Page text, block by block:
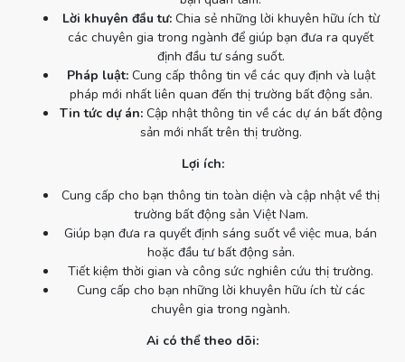
Lời khuyên đầu tư:Chia sẻ những lời khuyên hữu ích từ
các chuyên gia trong ngành để giúp bạn đưa ra quyết
định đầu tư sáng suốt.
Pháp luật:Cung cấp thông tin về các quy định và luật
pháp mới nhất liên quan đến thị trường bất động sản.
Tin tức dự án:Cập nhật thông tin về các dự án bất động
sản mới nhất trên thị trường.
Lợi ích:
Cung cấp cho bạn thông tin toàn diện và cập nhật về thị
trường bất động sản Việt Nam.
Giúp bạn đưa ra quyết định sáng suốt về việc mua, bán
hoặc đầu tư bất động sản.
Tiết kiệm thời gian và công sức nghiên cứu thị trường.
Cung cấp cho bạn những lời khuyên hữu ích từ các
chuyên gia trong ngành.
Ai có thể theo dõi: